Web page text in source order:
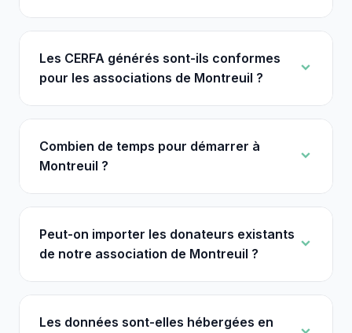
Les CERFA générés sont-ils conformes
pour les associations de Montreuil ?
Combien de temps pour démarrer à
Montreuil ?
Peut-on importer les donateurs existants
de notre association de Montreuil ?
Les données sont-elles hébergées en